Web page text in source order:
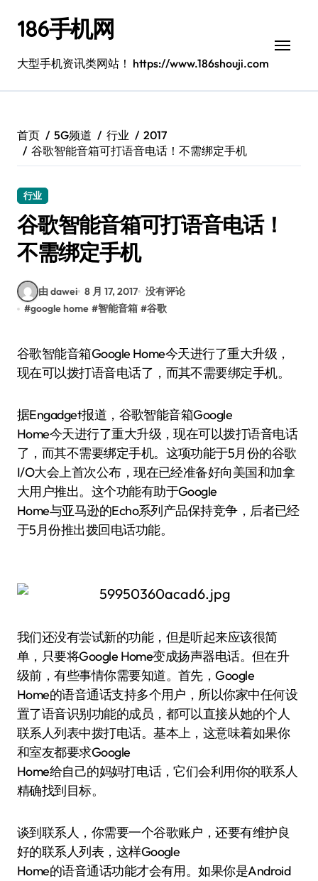
186手机网
大型手机资讯类网站！ https://www.186shouji.com
首页 5G频道 行业
2017
谷歌智能音箱可打语音电话！不需绑定手机
行业
谷歌智能音箱可打语音电话！
不需绑定手机
由 dawei 8 月 17, 2017 没有评论
#google home #智能音箱 #谷歌
谷歌智能音箱Google Home今天进行了重大升级，
现在可以拨打语音电话了，而其不需要绑定手机。
据Engadget报道，谷歌智能音箱Google
Home今天进行了重大升级，现在可以拨打语音电话
了，而其不需要绑定手机。这项功能于5月份的谷歌
I/O大会上首次公布，现在已经准备好向美国和加拿
大用户推出。这个功能有助于Google
Home与亚马逊的Echo系列产品保持竞争，后者已经
于5月份推出拨回电话功能。
我们还没有尝试新的功能，但是听起来应该很简
单，只要将Google Home变成扬声器电话。但在升
级前，有些事情你需要知道。首先，Google
Home的语音通话支持多个用户，所以你家中任何设
置了语音识别功能的成员，都可以直接从她的个人
联系人列表中拨打电话。基本上，这意味着如果你
和室友都要求Google
Home给自己的妈妈打电话，它们会利用你的联系人
精确找到目标。
谈到联系人，你需要一个谷歌账户，还要有维护良
好的联系人列表，这样Google
Home的语音通话功能才会有用。如果你是Android